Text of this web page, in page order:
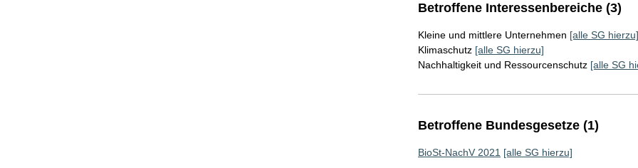
Betroffene Interessenbereiche (3)
Kleine und mittlere Unternehmen [alle SG hierzu]
Klimaschutz [alle SG hierzu]
Nachhaltigkeit und Ressourcenschutz [alle SG
Betroffene Bundesgesetze (1)
BioSt-NachV 2021 [alle SG hierzu]